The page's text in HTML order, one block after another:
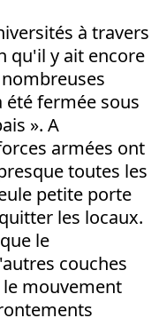
à travers
qu'il y ait encore
été fermée sous
». A
armées ont
toutes les
petite porte
les locaux.
le
couches
mouvement